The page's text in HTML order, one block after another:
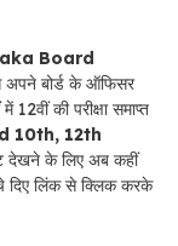
Board
अपने बोर्ड के ऑफिसर
की परीक्षा समाप्त
10th, 12th
देखने के लिए अब कहीं
दिए लिंक से क्लिक करके